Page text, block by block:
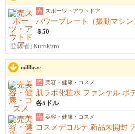
売 スポーツ・アウトドア
パワープレート（振動マシン
＄50
[登録者] Kurokuro
millbrae
売 美容・健康・コスメ
肌ラボ化粧水 ファンケル ボ
各5ドル
売 美容・健康・コスメ
コスメデコルテ 新品未開封